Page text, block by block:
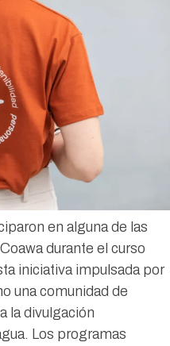
en alguna de las
durante el curso
iniciativa impulsada por
una comunidad de
la divulgación
Los programas